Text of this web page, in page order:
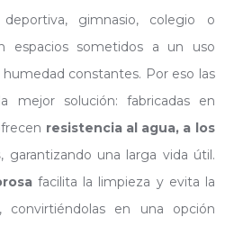
gimnasio, colegio o
espacios sometidos a un uso
constantes. Por eso las
mejor solución: fabricadas en
resistencia al agua, a los
, garantizando una larga vida útil.
facilita la limpieza y evita la
convirtiéndolas en una opción